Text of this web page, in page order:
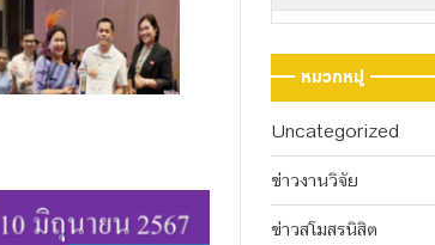
หมวกหมู่
Uncategorized
ข่าวงานวิจัย
ข่าวสโมสรนิสิต